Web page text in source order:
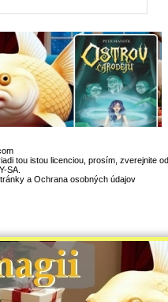
tou istou licenciou, prosím, zverejnite
SA.
a Ochrana osobných údajov